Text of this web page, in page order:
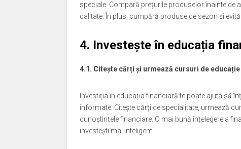
speciale. Compară prețurile produselor înainte de
calitate. În plus, cumpără produse de sezon și
4. Investește în educația
4.1. Citește cărți și urmează cursuri de
Investiția în educația financiară te poate ajuta să
informate. Citește cărți de specialitate, urmează
cunoștințele financiare. O mai bună înțelegere a
investești mai inteligent.